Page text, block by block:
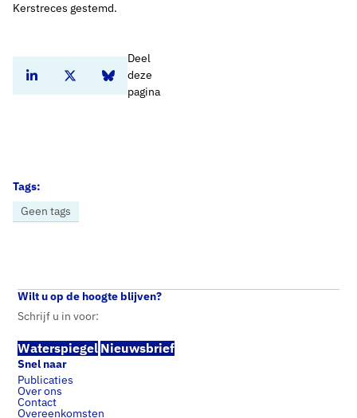
Home Nieuws
Kerstreces gestemd.​
Deel
deze
pagina
Deel dit artikel op Linkedin
Deel dit artikel op Twitter
Deel dit artikel op Bluesky
Tags:
Geen tags
Wilt u op de hoogte blijven?
Schrijf u in voor:
Waterspiegel Nieuwsbrief
Snel naar
Publicaties
Over ons
Contact
Overeenkomsten